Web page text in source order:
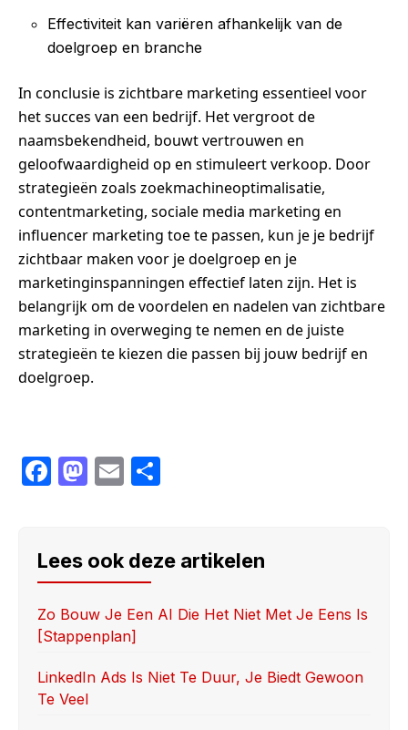
Effectiviteit kan variëren afhankelijk van de
doelgroep en branche
In conclusie is zichtbare marketing essentieel voor
het succes van een bedrijf. Het vergroot de
naamsbekendheid, bouwt vertrouwen en
geloofwaardigheid op en stimuleert verkoop. Door
strategieën zoals zoekmachineoptimalisatie,
contentmarketing, sociale media marketing en
influencer marketing toe te passen, kun je je bedrijf
zichtbaar maken voor je doelgroep en je
marketinginspanningen effectief laten zijn. Het is
belangrijk om de voordelen en nadelen van zichtbare
marketing in overweging te nemen en de juiste
strategieën te kiezen die passen bij jouw bedrijf en
doelgroep.
F
e
b
o
o
k
M
o
d
o
n
E
e
Lees ook deze artikelen
Zo Bouw Je Een AI Die Het Niet Met Je Eens Is
[stappenplan]
LinkedIn Ads Is Niet Te Duur, Je Biedt Gewoon
Te Veel